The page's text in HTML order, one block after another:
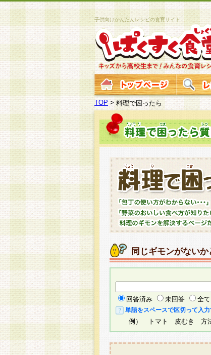
子供向けかんたんレシピの食育サイト
TOP > 料理で困ったら
同じギモンがないか
回答済み 未回答 全て
単語をスペースで区切って入
例） トマト 皮むき 方